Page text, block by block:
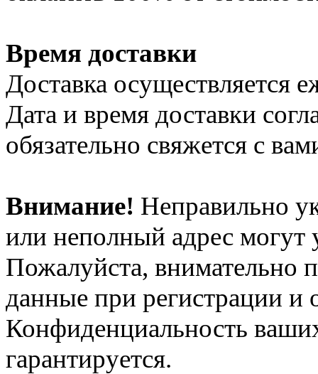
Время доставки
Доставка осуществляется
Дата и время доставки
обязательно свяжется с
Внимание! Неправильно
или неполный адрес могут
Пожалуйста, внимательно
данные при регистрации и
Конфиденциальность
гарантируется.